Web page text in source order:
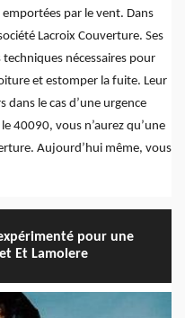
par le vent. Dans
Lacroix Couverture. Ses
nécessaires pour
et estomper la fuite. Leur
le cas d’une urgence
40090, vous n’aurez qu’une
Aujourd’hui même, vous
pour une
Et Lamolere